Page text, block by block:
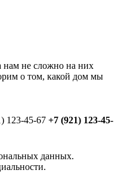
нам не сложно на них
о том, какой дом мы
123-45-67 +7 (921) 123-45-
данных.